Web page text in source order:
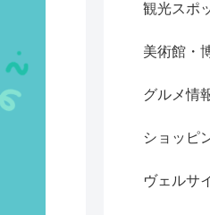
観光スポ
美術館・
グルメ情
ショッピ
ヴェルサ